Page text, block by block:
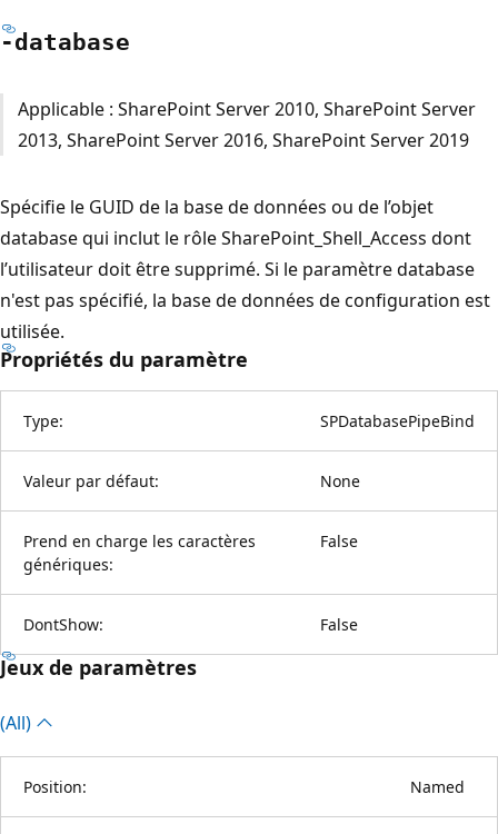
-database
Applicable : SharePoint Server 2010, SharePoint Server
2013, SharePoint Server 2016, SharePoint Server 2019
Spécifie le GUID de la base de données ou de l’objet
database qui inclut le rôle SharePoint_Shell_Access dont
l’utilisateur doit être supprimé. Si le paramètre database
n'est pas spécifié, la base de données de configuration est
utilisée.
Propriétés du paramètre
Type: SPDatabasePipeBind
Valeur par défaut: None
Prend en charge les caractères
génériques:
False
DontShow: False
Jeux de paramètres
(All)
Position: Named